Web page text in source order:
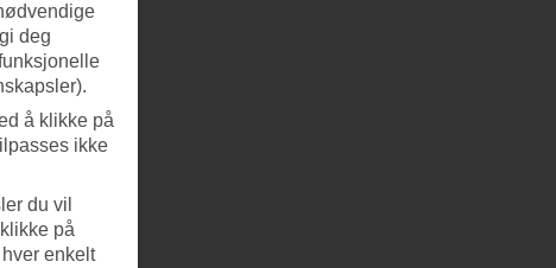
deg
å klikke på
ikke
du vil
på
enkelt